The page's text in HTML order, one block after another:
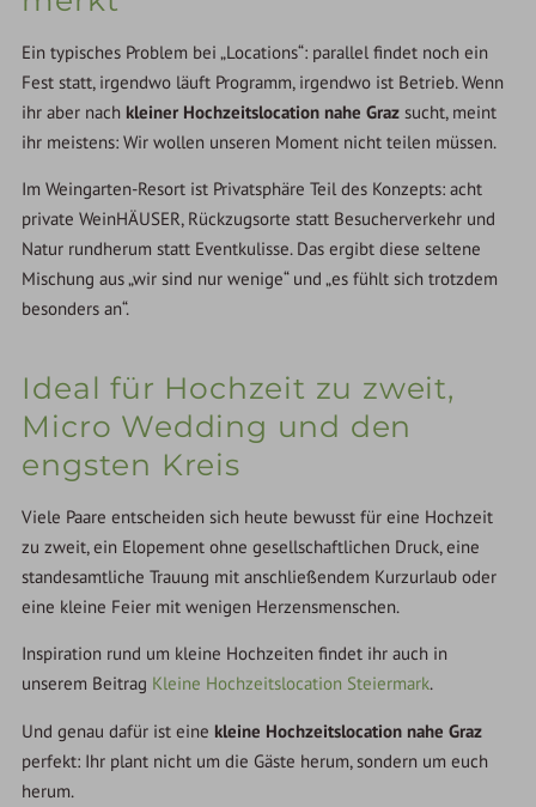
Ein typisches Problem bei „Locations“: parallel findet noch ein
Fest statt, irgendwo läuft Programm, irgendwo ist Betrieb. Wenn
ihr aber nach kleiner Hochzeitslocation nahe Graz sucht, meint
ihr meistens: Wir wollen unseren Moment nicht teilen müssen.
Im Weingarten-Resort ist Privatsphäre Teil des Konzepts: acht
private WeinHÄUSER, Rückzugsorte statt Besucherverkehr und
Natur rundherum statt Eventkulisse. Das ergibt diese seltene
Mischung aus „wir sind nur wenige“ und „es fühlt sich trotzdem
besonders an“.
Ideal für Hochzeit zu zweit,
Micro Wedding und den
engsten Kreis
Viele Paare entscheiden sich heute bewusst für eine Hochzeit
zu zweit, ein Elopement ohne gesellschaftlichen Druck, eine
standesamtliche Trauung mit anschließendem Kurzurlaub oder
eine kleine Feier mit wenigen Herzensmenschen.
Inspiration rund um kleine Hochzeiten findet ihr auch in
unserem Beitrag Kleine Hochzeitslocation Steiermark.
Und genau dafür ist eine kleine Hochzeitslocation nahe Graz
perfekt: Ihr plant nicht um die Gäste herum, sondern um euch
herum.